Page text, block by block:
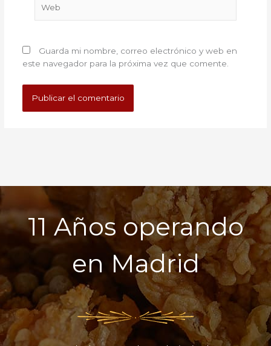
Guarda mi nombre, correo electrónico y web en
este navegador para la próxima vez que comente.
11 Años operando
en Madrid